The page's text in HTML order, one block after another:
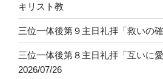
キリスト教
三位一体後第９主日礼拝「救いの
三位一体後第８主日礼拝「互いに
2026/07/26